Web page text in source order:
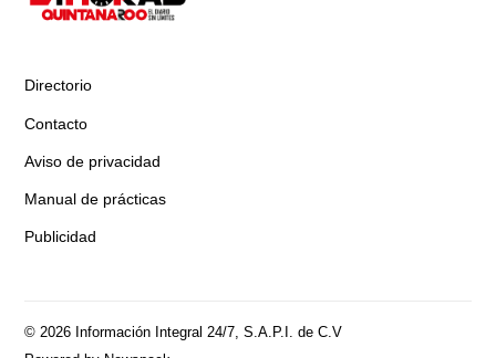
Directorio
Contacto
Aviso de privacidad
Manual de prácticas
Publicidad
© 2026 Información Integral 24/7, S.A.P.I. de C.V